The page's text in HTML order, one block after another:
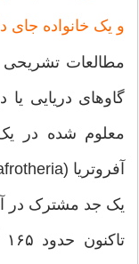
و یک خانواده جای
گاوهای دریایی
معلوم شده در
یک جد مشترک در